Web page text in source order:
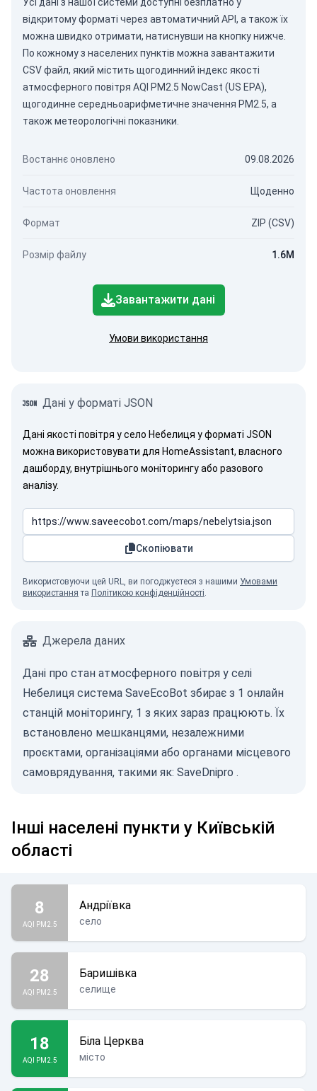
відкритому форматі через автоматичний API , а також їх
можна швидко отримати, натиснувши на кнопку нижче.
По кожному з населених пунктів можна завантажити
CSV файл, який містить щогодинний індекс якості
атмосферного повітря AQI PM2.5 NowCast (US EPA),
щогодинне середньоарифметичне значення PM2.5, а
також метеорологічні показники.
Востаннє оновлено 09.08.2026
Частота оновлення Щоденно
Формат ZIP (CSV)
Розмір файлу 1.6M
Завантажити дані
Умови використання
Дані у форматі JSON
Дані якості повітря у село Небелиця у форматі JSON
можна використовувати для HomeAssistant, власного
дашборду, внутрішнього моніторингу або разового
аналізу.
Скопіювати
Використовуючи цей URL, ви погоджуєтеся з нашими Умовами
використання та Політикою конфіденційності.
Джерела даних
Дані про стан атмосферного повітря у селі
Небелиця система SaveEcoBot збирає з 1 онлайн
станцій моніторингу, 1 з яких зараз працюють. Їх
встановлено мешканцями, незалежними
проєктами, організаціями або органами місцевого
самоврядування, такими як: SaveDnipro .
Інші населені пункти у Київській
області
8
AQI PM2.5
Андріївка
село
28
AQI PM2.5
Баришівка
селище
18
AQI PM2.5
Біла Церква
місто